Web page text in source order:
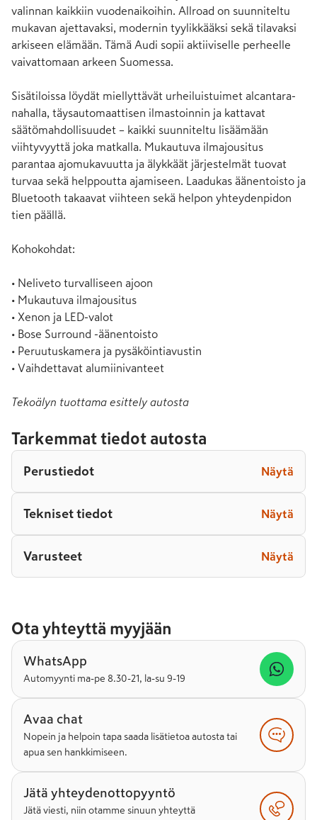
valinnan kaikkiin vuodenaikoihin. Allroad on suunniteltu
mukavan ajettavaksi, modernin tyylikkääksi sekä tilavaksi
arkiseen elämään. Tämä Audi sopii aktiiviselle perheelle
vaivattomaan arkeen Suomessa.
Sisätiloissa löydät miellyttävät urheiluistuimet alcantara-
nahalla, täysautomaattisen ilmastoinnin ja kattavat
säätömahdollisuudet – kaikki suunniteltu lisäämään
viihtyvyyttä joka matkalla. Mukautuva ilmajousitus
parantaa ajomukavuutta ja älykkäät järjestelmät tuovat
turvaa sekä helppoutta ajamiseen. Laadukas äänentoisto ja
Bluetooth takaavat viihteen sekä helpon yhteydenpidon
tien päällä.
Kohokohdat:
• Neliveto turvalliseen ajoon
• Mukautuva ilmajousitus
• Xenon ja LED-valot
• Bose Surround -äänentoisto
• Peruutuskamera ja pysäköintiavustin
• Vaihdettavat alumiinivanteet
Tekoälyn tuottama esittely autosta
Tarkemmat tiedot autosta
Perustiedot Näytä
Tekniset tiedot Näytä
Varusteet Näytä
Ota yhteyttä myyjään
WhatsApp
Automyynti ma-pe 8.30-21, la-su 9-19
Avaa chat
Nopein ja helpoin tapa saada lisätietoa autosta tai
apua sen hankkimiseen.
Jätä yhteydenottopyyntö
Jätä viesti, niin otamme sinuun yhteyttä